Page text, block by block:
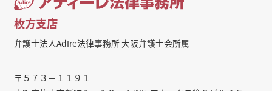
枚方支店
弁護士法人AdIre法律事務所 大阪弁護士会所属
〒５７３－１１９１